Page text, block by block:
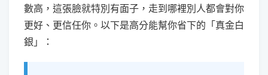
數高，這張臉就特別有面子，走到哪裡別人都會對你
更好、更信任你。以下是高分能幫你省下的「真金白
銀」：